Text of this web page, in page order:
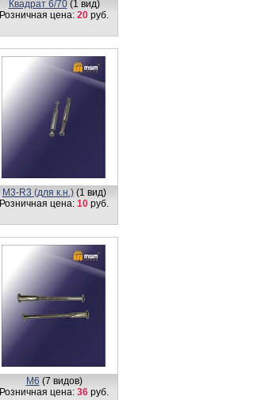
Квадрат 6/70(1 вид)
Розничная цена: 20 руб.
М3-R3 (для к.н.)(1 вид)
Розничная цена: 10 руб.
М6 (7 видов)
Розничная цена: 36 руб.